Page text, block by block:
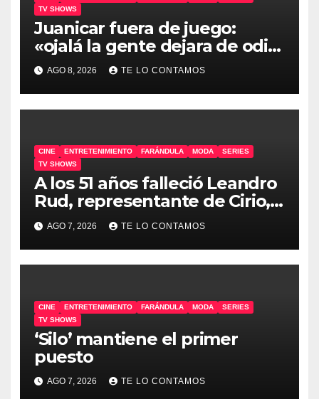
TV SHOWS
Juanicar fuera de juego:
«ojalá la gente dejara de odiar
tanto»
AGO 8, 2026 TE LO CONTAMOS
CINE ENTRETENIMIENTO FARÁNDULA MODA
SERIES
TV SHOWS
A los 51 años falleció Leandro
Rud, representante de Cirio,
Loly, Marengo y Maglietti
AGO 7, 2026 TE LO CONTAMOS
CINE ENTRETENIMIENTO FARÁNDULA MODA
SERIES
TV SHOWS
‘Silo’ mantiene el primer
puesto
AGO 7, 2026 TE LO CONTAMOS